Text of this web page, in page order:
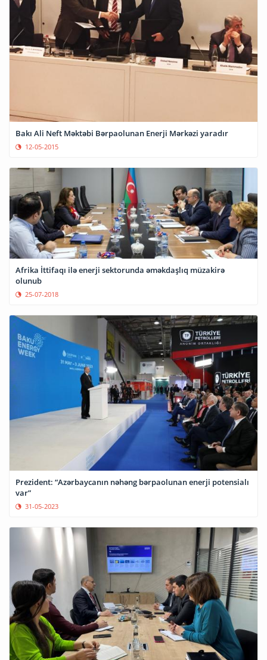
Bakı Ali Neft Məktəbi Bərpaolunan Enerji Mərkəzi yaradır
12-05-2015
Afrika İttifaqı ilə enerji sektorunda əməkdaşlıq müzakirə
olunub
25-07-2018
Prezident: “Azərbaycanın nəhəng bərpaolunan enerji potensialı
var”
31-05-2023